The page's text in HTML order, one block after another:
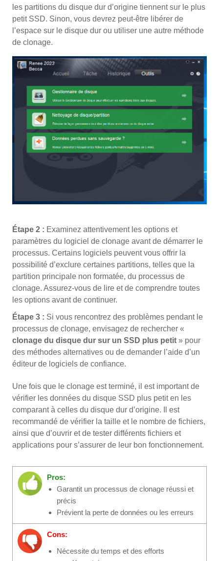
les partitions du disque dur d’origine tiennent sur le plus
petit SSD. Sinon, vous devrez peut-être libérer de
l’espace sur le disque dur ou utiliser une autre méthode
de clonage.
Étape 2 : Examinez attentivement les options et
paramètres du logiciel de clonage avant de démarrer le
processus. Certains logiciels peuvent vous offrir la
possibilité d’exclure certaines partitions, telles que la
partition principale non formatée, du processus de
clonage. Assurez-vous de lire et de comprendre toutes
les options avant de continuer.
Étape 3 : Si vous rencontrez des problèmes pendant le
processus de clonage, envisagez de rechercher «
clonage du disque dur sur un SSD plus petit » pour
des méthodes alternatives ou de demander l’aide d’un
éditeur de logiciels de confiance.
Une fois que le clonage est terminé, il est important de
vérifier les données du disque SSD plus petit en les
comparant à celles du disque dur d’origine. Il est
recommandé de vérifier la taille et le nombre de fichiers,
ainsi que d’ouvrir et de tester différents fichiers et
applications pour s’assurer de leur bon fonctionnement.
Pros:
Garantit un processus de clonage réussi et
précis
Prévient la perte de données ou les erreurs
Cons:
Nécessite du temps et des efforts